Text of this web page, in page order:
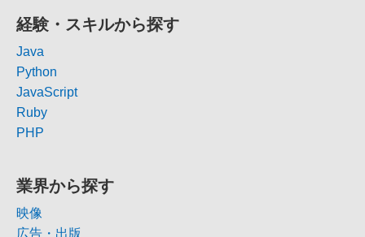
経験・スキルから探す
Java
Python
JavaScript
Ruby
PHP
業界から探す
映像
広告・出版